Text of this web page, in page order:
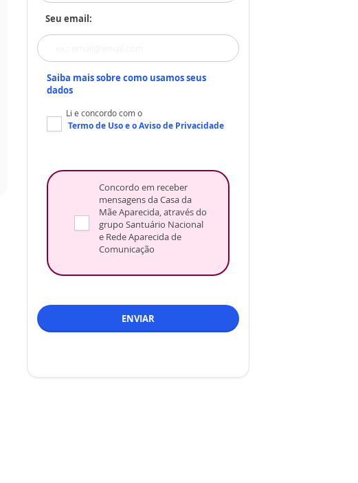
Seu email:
Saiba mais sobre como usamos seus
dados
Li e concordo com o
Termo de Usoe oAviso de Privacidade
Concordo em receber
mensagens da Casa da
Mãe Aparecida, através do
grupo Santuário Nacional
e Rede Aparecida de
Comunicação
ENVIAR